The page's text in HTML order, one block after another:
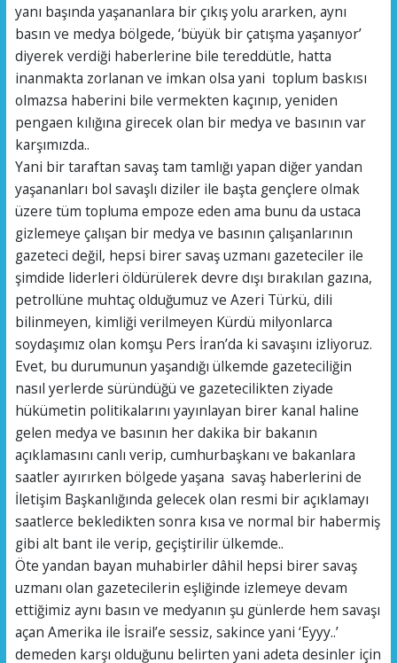
yanı başında yaşananlara bir çıkış yolu ararken, aynı
basın ve medya bölgede, ‘büyük bir çatışma yaşanıyor’
diyerek verdiği haberlerine bile tereddütle, hatta
inanmakta zorlanan ve imkan olsa yani toplum baskısı
olmazsa haberini bile vermekten kaçınıp, yeniden
pengaen kılığına girecek olan bir medya ve basının var
karşımızda..
Yani bir taraftan savaş tam tamlığı yapan diğer yandan
yaşananları bol savaşlı diziler ile başta gençlere olmak
üzere tüm topluma empoze eden ama bunu da ustaca
gizlemeye çalışan bir medya ve basının çalışanlarının
gazeteci değil, hepsi birer savaş uzmanı gazeteciler ile
şimdide liderleri öldürülerek devre dışı bırakılan gazına,
petrollüne muhtaç olduğumuz ve Azeri Türkü, dili
bilinmeyen, kimliği verilmeyen Kürdü milyonlarca
soydaşımız olan komşu Pers İran’da ki savaşını izliyoruz.
Evet, bu durumunun yaşandığı ülkemde gazeteciliğin
nasıl yerlerde süründüğü ve gazetecilikten ziyade
hükümetin politikalarını yayınlayan birer kanal haline
gelen medya ve basının her dakika bir bakanın
açıklamasını canlı verip, cumhurbaşkanı ve bakanlara
saatler ayırırken bölgede yaşana savaş haberlerini de
İletişim Başkanlığında gelecek olan resmi bir açıklamayı
saatlerce bekledikten sonra kısa ve normal bir habermiş
gibi alt bant ile verip, geçiştirilir ülkemde..
Öte yandan bayan muhabirler dâhil hepsi birer savaş
uzmanı olan gazetecilerin eşliğinde izlemeye devam
ettiğimiz aynı basın ve medyanın şu günlerde hem savaşı
açan Amerika ile İsrail’e sessiz, sakince yani ‘Eyyy..’
demeden karşı olduğunu belirten yani adeta desinler için